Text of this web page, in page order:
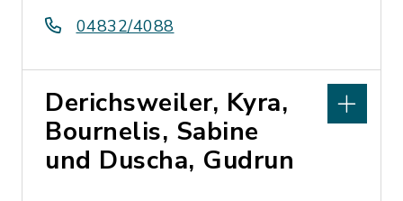
04832/4088
Derichsweiler, Kyra,
Bournelis, Sabine
und Duscha, Gudrun